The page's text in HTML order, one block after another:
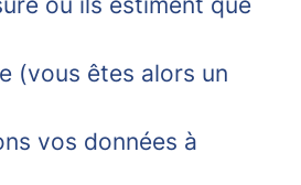
(vous êtes alors un
vos données à